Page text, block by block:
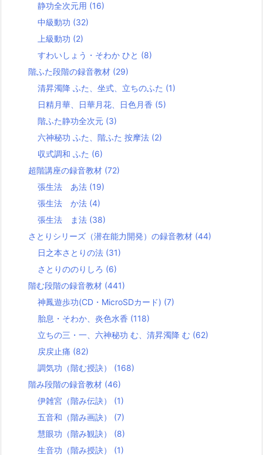
静功全次元用 (16)
中級動功 (32)
上級動功 (2)
すわいしょう・そわか ひと (8)
階ふた段階の録音教材 (29)
清昇濁降 ふた、坐式、立ちのふた (1)
日精月華、日華月花、日色月香 (5)
階ふた静功全次元 (3)
六神秘功 ふた、階ふた 按摩法 (2)
収式調和 ふた (6)
超階講座の録音教材 (72)
張生法 あ法 (19)
張生法 か法 (4)
張生法 ま法 (38)
さとりシリーズ（潜在能力開発）の録音教材 (44)
日之本さとりの法 (31)
さとりののりしろ (6)
階む段階の録音教材 (441)
神鳳遊歩功(CD・MicroSDカード) (7)
胎息・そわか、炎色水香 (118)
立ちの三・一、六神秘功 む、清昇濁降 む (62)
戻戻止痛 (82)
調気功（階む授訣） (168)
階み段階の録音教材 (46)
伊雑宮（階み伝訣） (1)
五音和（階み画訣） (7)
慧眼功（階み観訣） (8)
生音功（階み授訣） (1)